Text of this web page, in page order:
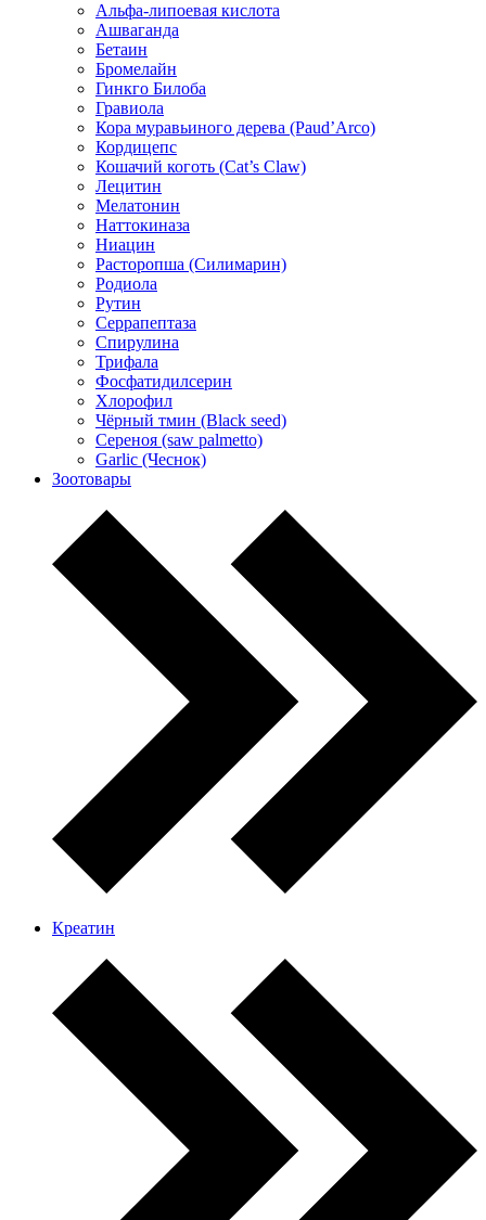
Альфа-липоевая кислота
Ашваганда
Бетаин
Бромелайн
Гинкго Билоба
Гравиола
Кора муравьиного дерева (Paud’Arco)
Кордицепс
Кошачий коготь (Cat’s Claw)
Лецитин
Мелатонин
Наттокиназа
Ниацин
Расторопша (Силимарин)
Родиола
Рутин
Серрапептаза
Спирулина
Трифала
Фосфатидилсерин
Хлорофил
Чёрный тмин (Black seed)
Сереноя (saw palmetto)
Garlic (Чеснок)
Зоотовары
Креатин